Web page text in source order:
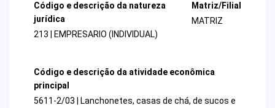
Código e descrição da natureza
jurídica
213 | EMPRESARIO (INDIVIDUAL)
Matriz/Filial
MATRIZ
Código e descrição da atividade econômica
principal
5611-2/03 | Lanchonetes, casas de chá, de sucos e